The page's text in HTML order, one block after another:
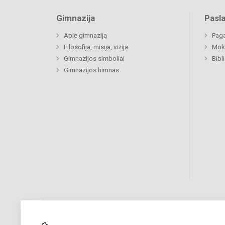
Gimnazija
Apie gimnaziją
Filosofija, misija, vizija
Gimnazijos simboliai
Gimnazijos himnas